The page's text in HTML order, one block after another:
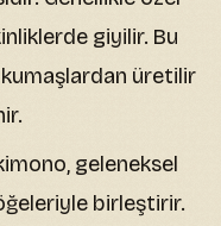
giyilir. Bu
üretilir
geleneksel
birleştirir.